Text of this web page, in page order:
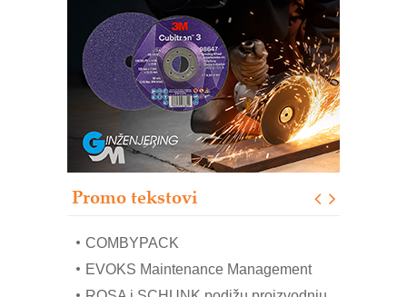
Promo tekstovi
poverenja u industriji
RMQ-TITAN ADVANCED INDICATOR
– Pametna signalizacija za efikasnije
upravljanje mašinama
Sigurnije ispitivanje transformatora u
solarnim elektranama i vetroparkovima
Pranje točkova na gradilištu- standard
modernog i odgovornog građenja
mrežnog pretvarača sa tečnim
COMBYPACK
EVOKS Maintenance Management